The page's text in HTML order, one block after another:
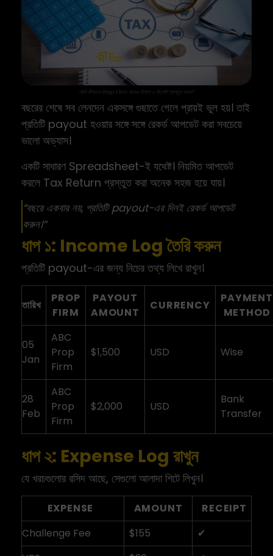
আমি কীভাবে Prop Firm আয়ের হিসাব ও রিপোর্ট প্রস্তুত করব?
বছরের শেষে সব লেনদেন একসঙ্গে গুছাতে গেলে প্রায়ই ভুল হয়। তাই
প্রতিটি payout হওয়ার সঙ্গে সঙ্গে রেকর্ড আপডেট করা সবচেয়ে
ভালো অভ্যাস।
একটি সাধারণ Spreadsheet-ই যথেষ্ট। নিয়মিত আপডেট
করলে Tax Return প্রস্তুত করা অনেক সহজ হয়ে যায়।
“বছরে একবার নয়, প্রতিটি payout-এর দিনই রেকর্ড আপডেট
করুন।”
ধাপ ১: Income Log তৈরি করুন
প্রতিটি payout-এর জন্য নিচের তথ্য লিখে রাখুন।
তারিখ
PROP
FIRM
PAYOUT
AMOUNT
CURRENCY
PAYMENT
METHOD
05
Jan
ABC
Prop
Firm
$1,500 USD Wise
28
Feb
ABC
Prop
Firm
$2,000 USD
Bank
Transfer
ধাপ ২: Expense Log রাখুন
যে খরচগুলোর রসিদ আছে, সেগুলো আলাদা শিটে লিখুন।
EXPENSE AMOUNT
RECEIPT
Challenge Fee
$155
✔